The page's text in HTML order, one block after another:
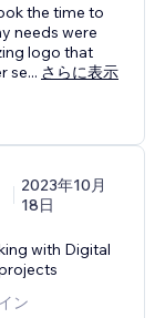
the time to
needs were
logo that
se... さらに表示
2023年10月
18日
with Digital
ン